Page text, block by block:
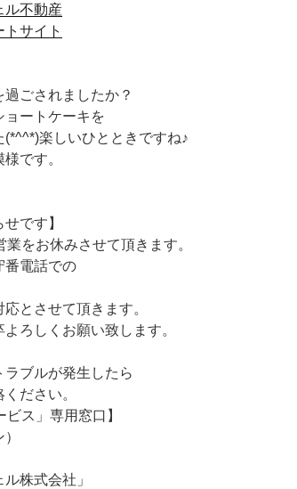
ル不動産
サイト
ごされましたか？
ョートケーキを
楽しいひとときですね♪
です。
です】
をお休みさせて頂きます。
番電話での
とさせて頂きます。
ろしくお願い致します。
ブルが発生したら
ださい。
ビス」専用窓口】
株式会社」